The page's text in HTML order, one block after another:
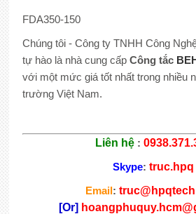
FDA350-150
Chúng tôi - Công ty TNHH Công
tự hào là nhà cung cấp Công tắc
với một mức giá tốt nhất trong nhiều
trường Việt Nam.
Liên hệ:
Skype:truc.hpq
Email:
[Or]